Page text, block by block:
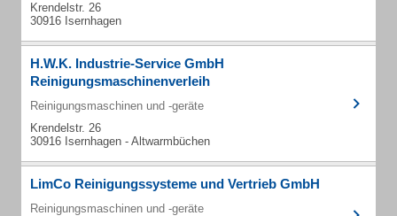
Krendelstr. 26
30916 Isernhagen
H.W.K. Industrie-Service GmbH
Reinigungsmaschinenverleih
Reinigungsmaschinen und -geräte
Krendelstr. 26
30916 Isernhagen - Altwarmbüchen
LimCo Reinigungssysteme und Vertrieb GmbH
Reinigungsmaschinen und -geräte